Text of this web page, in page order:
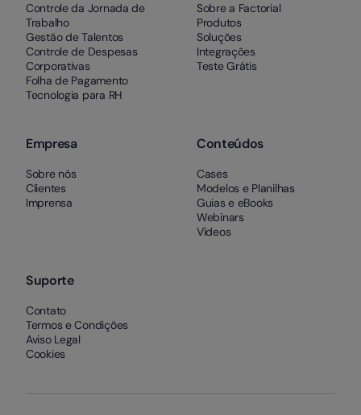
Controle da Jornada de
Trabalho
Gestão de Talentos
Controle de Despesas
Corporativas
Folha de Pagamento
Tecnologia para RH
Sobre a Factorial
Produtos
Soluções
Integrações
Teste Grátis
Empresa
Sobre nós
Clientes
Imprensa
Conteúdos
Cases
Modelos e Planilhas
Guias e eBooks
Webinars
Vídeos
Suporte
Contato
Termos e Condições
Aviso Legal
Cookies